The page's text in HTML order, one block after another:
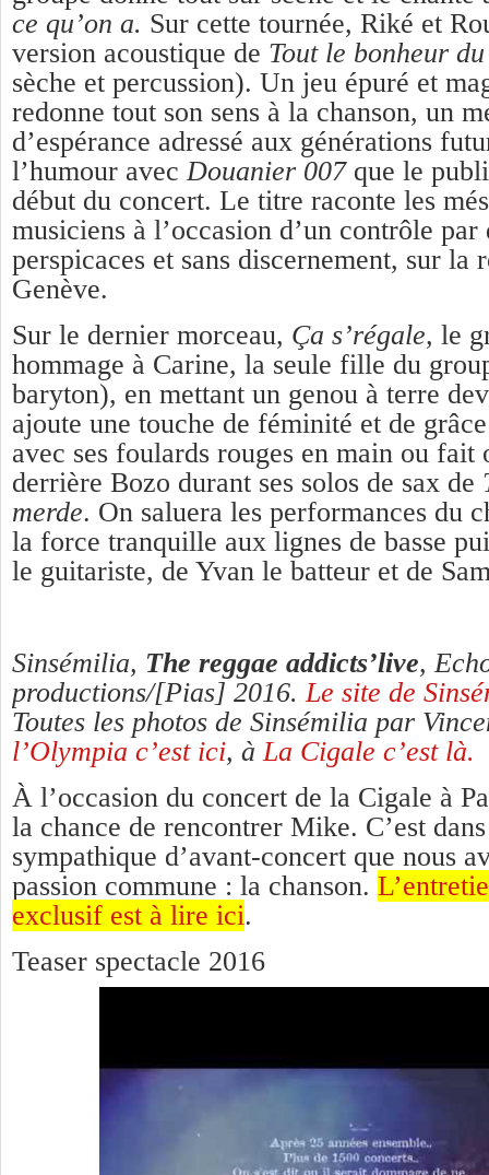
ce qu’on a. Sur cette tournée, Riké et
version acoustique de Tout le bonheur
sèche et percussion). Un jeu épuré et
redonne tout son sens à la chanson, un
d’espérance adressé aux générations
l’humour avec Douanier 007que le
début du concert. Le titre raconte les
musiciens à l’occasion d’un contrôle par
perspicaces et sans discernement, sur la
Genève.
Sur le dernier morceau, Ça s’régale, le
hommage à Carine, la seule fille du
baryton), en mettant un genou à terre
ajoute une touche de féminité et de
avec ses foulards rouges en main ou fait
derrière Bozo durant ses solos de sax de
merde. On saluera les performances du
la force tranquille aux lignes de basse
le guitariste, de Yvan le batteur et de
Sinsémilia, The reggae addicts’live,
productions/[Pias] 2016. Le site de
Toutes les photos de Sinsémilia par
l’Olympia c’est ici, à La Cigale c’est là.
À l’occasion du concert de la Cigale à
la chance de rencontrer Mike. C’est
sympathique d’avant-concert que nous
passion commune : la chanson.
exclusif est à lire ici.
Teaser spectacle 2016